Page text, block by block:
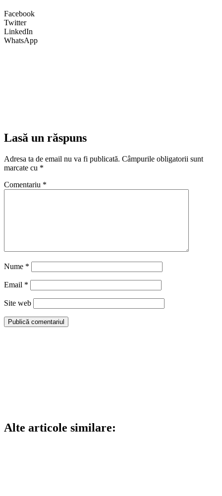
Facebook
Twitter
LinkedIn
WhatsApp
Lasă un răspuns
Adresa ta de email nu va fi publicată. Câmpurile obligatorii sunt
marcate cu *
Comentariu *
Nume *
Email *
Site web
Alte articole similare: